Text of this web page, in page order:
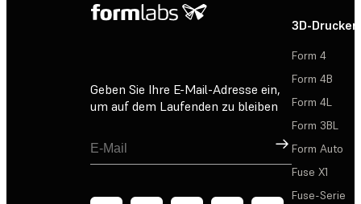
Geben Sie Ihre E-Mail-Adresse ein,
um auf dem Laufenden zu bleiben
Registrieren
3D-Drucker
Form 4
Form 4B
Form 4L
Form 3BL
Form Auto
Fuse X1
Fuse-Serie